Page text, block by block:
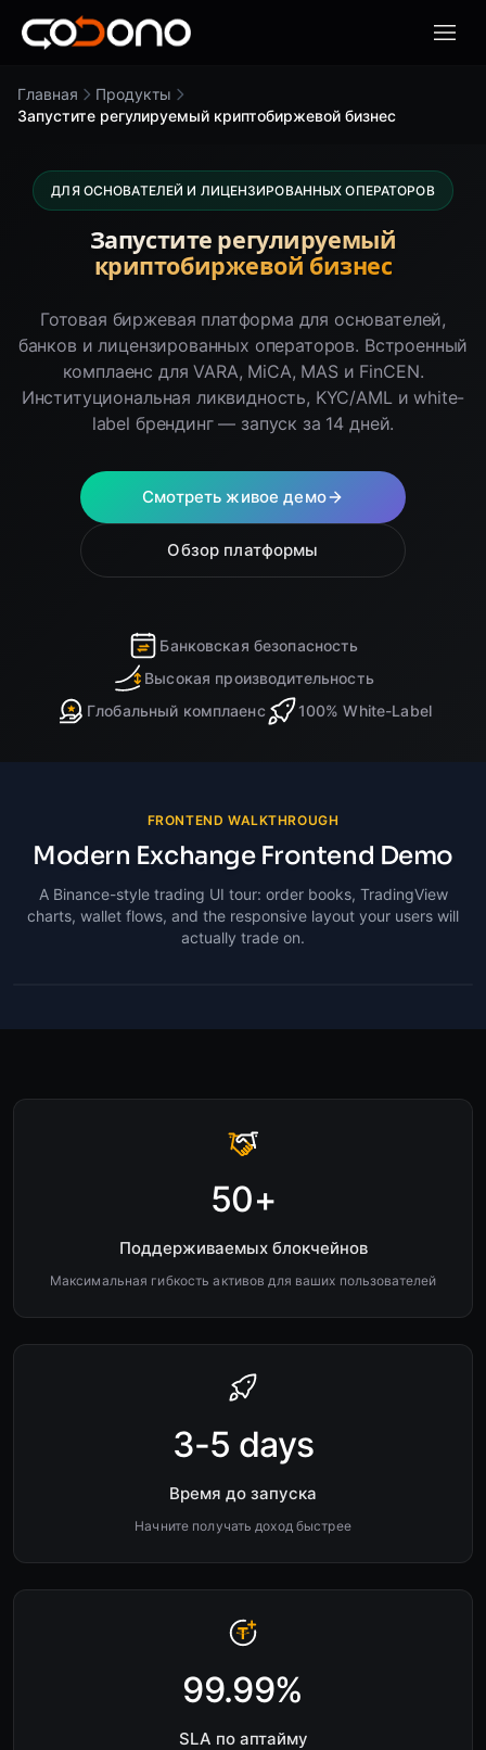
Главная
Продукты
Запустите регулируемый криптобиржевой бизнес
ДЛЯ ОСНОВАТЕЛЕЙ И ЛИЦЕНЗИРОВАННЫХ ОПЕРАТОРОВ
Запустите регулируемый
криптобиржевой бизнес
Готовая биржевая платформа для основателей,
банков и лицензированных операторов. Встроенный
комплаенс для VARA, MiCA, MAS и FinCEN.
Институциональная ликвидность, KYC/AML и white-
label брендинг — запуск за 14 дней.
Смотреть живое демо
Обзор платформы
Банковская безопасность
Высокая производительность
Глобальный комплаенс
100% White-Label
FRONTEND WALKTHROUGH
Modern Exchange Frontend Demo
A Binance-style trading UI tour: order books, TradingView
charts, wallet flows, and the responsive layout your users will
actually trade on.
50+
Поддерживаемых блокчейнов
Максимальная гибкость активов для ваших пользователей
3-5 days
Время до запуска
Начните получать доход быстрее
99.99%
SLA по аптайму